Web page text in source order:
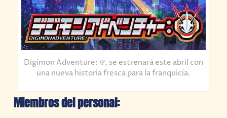
Digimon Adventure: Ψ, se estrenará este abril con
una nueva historia fresca para la franquicia.
Miembros del personal: